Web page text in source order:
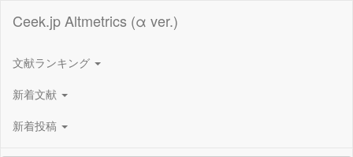
Ceek.jp Altmetrics (α ver.)
文献ランキング
新着文献
新着投稿